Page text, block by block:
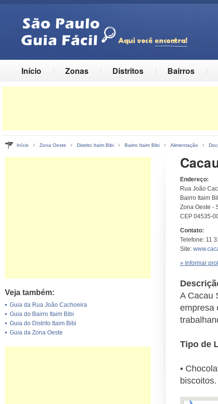
Início Zonas Distritos Bairros
Início › Zona Oeste › Distrito Itaim Bibi › Bairro Itaim Bibi › Alimentação ›
Veja também:
• Guia da Rua João Cachoeira
• Guia do Bairro Itaim Bibi
• Guia do Distrito Itaim Bibi
• Guia da Zona Oeste
Endereço:
Rua João
Bairro Itaim
Zona Oeste -
CEP 04535-
Contato:
Telefone: 11
Site:
» Informar
A Cacau
empresa
Tipo de
•
biscoitos.